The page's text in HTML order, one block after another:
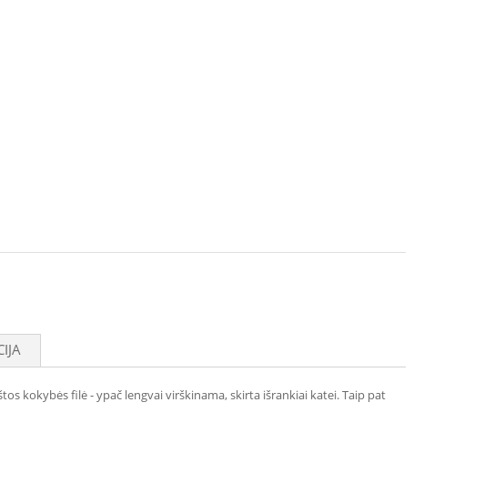
kokybės filė - ypač lengvai virškinama, skirta išrankiai katei. Taip pat